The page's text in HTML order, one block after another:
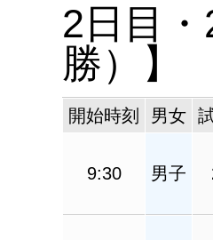
2日目
勝）】
開始時刻 男女
9:30 男子